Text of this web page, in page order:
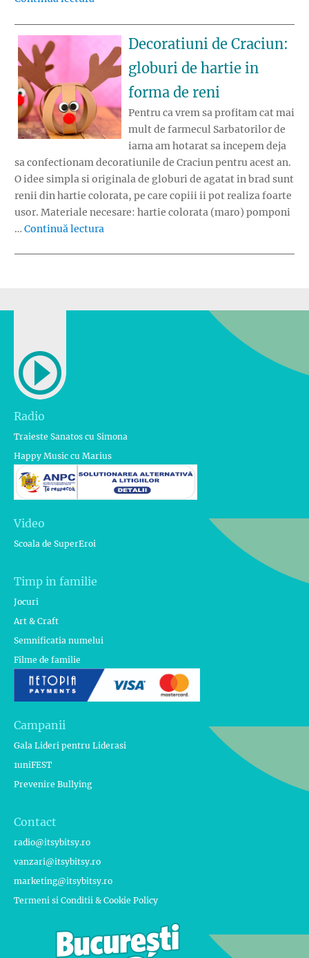
Decoratiuni de Craciun:
globuri de hartie in
forma de reni
Pentru ca vrem sa profitam cat mai
mult de farmecul Sarbatorilor de
iarna am hotarat sa incepem deja
sa confectionam decoratiunile de Craciun pentru acest an.
O idee simpla si originala de globuri de agatat in brad sunt
renii din hartie colorata, pe care copiii ii pot realiza foarte
usor. Materiale necesare: hartie colorata (maro) pomponi
… Continuă lectura
Radio
Traieste Sanatos cu Simona
Happy Music cu Marius
Video
Scoala de SuperEroi
Timp in familie
Jocuri
Art & Craft
Semnificatia numelui
Filme de familie
Campanii
Gala Lideri pentru Liderasi
1uniFEST
Prevenire Bullying
Contact
radio@itsybitsy.ro
vanzari@itsybitsy.ro
marketing@itsybitsy.ro
Termeni si Conditii & Cookie Policy